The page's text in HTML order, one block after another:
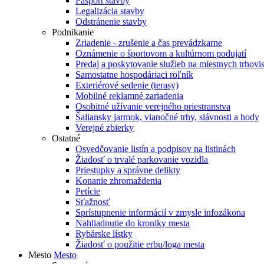
Legalizácia stavby
Odstránenie stavby
Podnikanie
Zriadenie - zrušenie a čas prevádzkarne
Oznámenie o športovom a kultúrnom podujatí
Predaj a poskytovanie služieb na miestnych
Samostatne hospodáriaci roľník
Exteriérové sedenie (terasy)
Mobilné reklamné zariadenia
Osobitné užívanie verejného priestranstva
Šaliansky jarmok, vianočné trhy, slávnosti a hody
Verejné zbierky
Ostatné
Osvedčovanie listín a podpisov na listinách
Žiadosť o trvalé parkovanie vozidla
Priestupky a správne delikty
Konanie zhromaždenia
Petície
Sťažnosť
Sprístupnenie informácií v zmysle infozákona
Nahliadnutie do kroniky mesta
Rybárske lístky
Žiadosť o použitie erbu/loga mesta
Mesto Mesto